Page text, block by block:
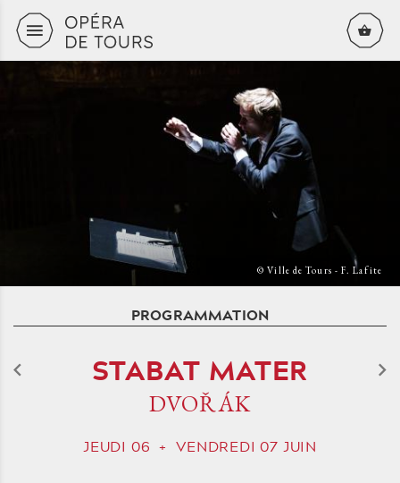
Aller au contenu principal
© Ville de Tours - F. Lafite
PROGRAMMATION
STABAT MATER
DVOŘÁK
JEUDI 06 + VENDREDI07 JUIN